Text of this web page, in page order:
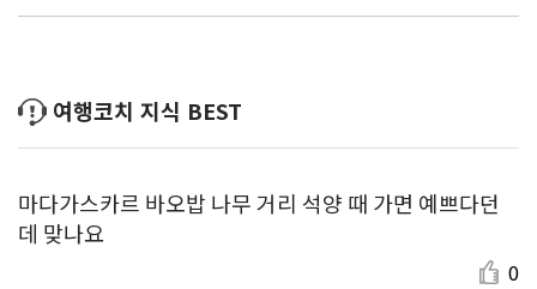
여행코치 지식 BEST
마다가스카르 바오밥 나무 거리 석양 때 가면 예쁘다던
데 맞나요
0